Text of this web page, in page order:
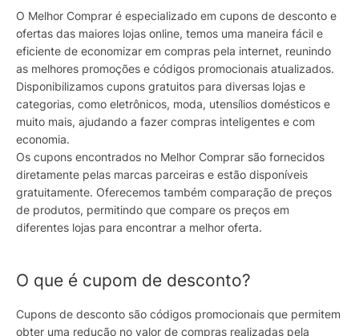
O Melhor Comprar é especializado em cupons de desconto e
ofertas das maiores lojas online, temos uma maneira fácil e
eficiente de economizar em compras pela internet, reunindo
as melhores promoções e códigos promocionais atualizados.
Disponibilizamos cupons gratuitos para diversas lojas e
categorias, como eletrônicos, moda, utensílios domésticos e
muito mais, ajudando a fazer compras inteligentes e com
economia.
Os cupons encontrados no Melhor Comprar são fornecidos
diretamente pelas marcas parceiras e estão disponíveis
gratuitamente. Oferecemos também comparação de preços
de produtos, permitindo que compare os preços em
diferentes lojas para encontrar a melhor oferta.
O que é cupom de desconto?
Cupons de desconto são códigos promocionais que permitem
obter uma redução no valor de compras realizadas pela